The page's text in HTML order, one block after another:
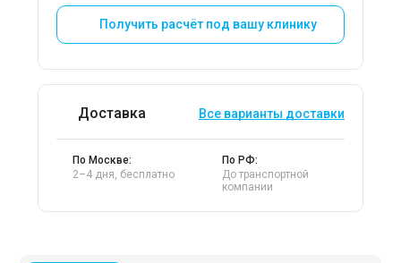
Получить расчёт под вашу клинику
Доставка Все варианты доставки
По Москве:
2–4 дня, бесплатно
По РФ:
До транспортной
компании